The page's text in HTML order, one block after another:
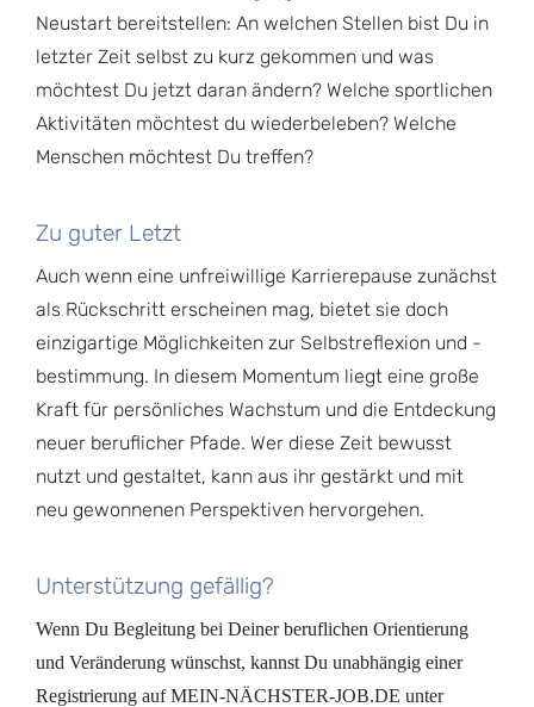
Neustart bereitstellen: An welchen Stellen bist Du in
letzter Zeit selbst zu kurz gekommen und was
möchtest Du jetzt daran ändern? Welche sportlichen
Aktivitäten möchtest du wiederbeleben? Welche
Menschen möchtest Du treffen?
Zu guter Letzt
Auch wenn eine unfreiwillige Karrierepause zunächst
als Rückschritt erscheinen mag, bietet sie doch
einzigartige Möglichkeiten zur Selbstreflexion und -
bestimmung. In diesem Momentum liegt eine große
Kraft für persönliches Wachstum und die Entdeckung
neuer beruflicher Pfade. Wer diese Zeit bewusst
nutzt und gestaltet, kann aus ihr gestärkt und mit
neu gewonnenen Perspektiven hervorgehen.
Unterstützung gefällig?
Wenn Du Begleitung bei Deiner beruflichen Orientierung
und Veränderung wünschst, kannst Du unabhängig einer
Registrierung auf MEIN-NÄCHSTER-JOB.DE unter